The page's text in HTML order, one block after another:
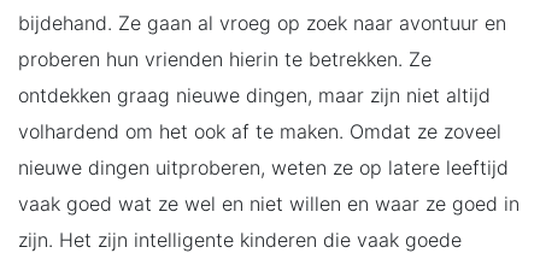
bijdehand. Ze gaan al vroeg op zoek naar avontuur en
proberen hun vrienden hierin te betrekken. Ze
ontdekken graag nieuwe dingen, maar zijn niet altijd
volhardend om het ook af te maken. Omdat ze zoveel
nieuwe dingen uitproberen, weten ze op latere leeftijd
vaak goed wat ze wel en niet willen en waar ze goed in
zijn. Het zijn intelligente kinderen die vaak goede